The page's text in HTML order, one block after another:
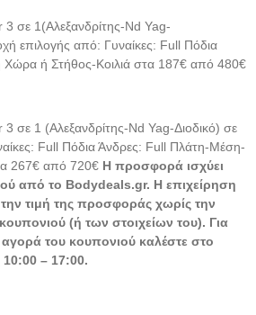
σε 1(Αλεξανδρίτης-Nd Yag-
επιλογής από: Γυναίκες: Full Πόδια
ή Στήθος-Κοιλιά στα 187€ από 480€
σε 1 (Αλεξανδρίτης-Nd Yag-Διοδικό) σε
Full Πόδια Άνδρες: Full Πλάτη-Μέση-
267€ από 720€ Η προσφορά ισχύει
από το Bodydeals.gr. Η επιχείρηση
τιμή της προσφοράς χωρίς την
(ή των στοιχείων του). Για
του κουπονιού καλέστε στο
– 17:00.